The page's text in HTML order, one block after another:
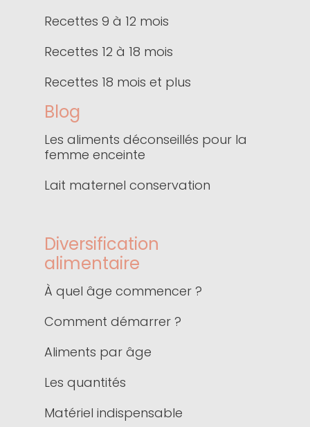
Recettes 9 à 12 mois
Recettes 12 à 18 mois
Recettes 18 mois et plus
Blog
Les aliments déconseillés pour la
femme enceinte
Lait maternel conservation
Diversification
alimentaire
À quel âge commencer ?
Comment démarrer ?
Aliments par âge
Les quantités
Matériel indispensable